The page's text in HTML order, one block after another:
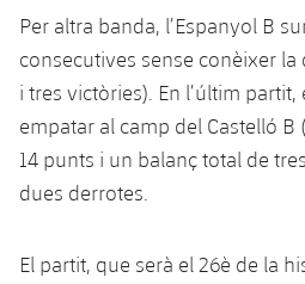
Palmarès
Resultats
Classificació
Jugadors
Fotos
Palmarès
Resultats
Jugadors
Classificació
Juvenil
Cadet
Infantil
PLUSICON
MÉS
Primer equip
plusicon
Actualitat
Barça Atlètic
Per altra banda, l’Espanyol B
consecutives sense conèixer
i tres victòries). En l’últim
empatar al camp del Castelló B
14 punts i un balanç total de
dues derrotes.
El partit, que serà el 26è de la